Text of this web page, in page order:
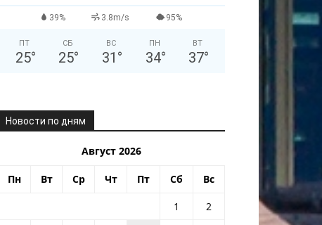
39% 3.8m/s 95%
ПТ
25°
СБ
25°
ВС
31 °
ПН
34°
ВТ
37°
Новости по дням
Август 2026
Пн Вт Ср Чт Пт Сб Вс
1
2